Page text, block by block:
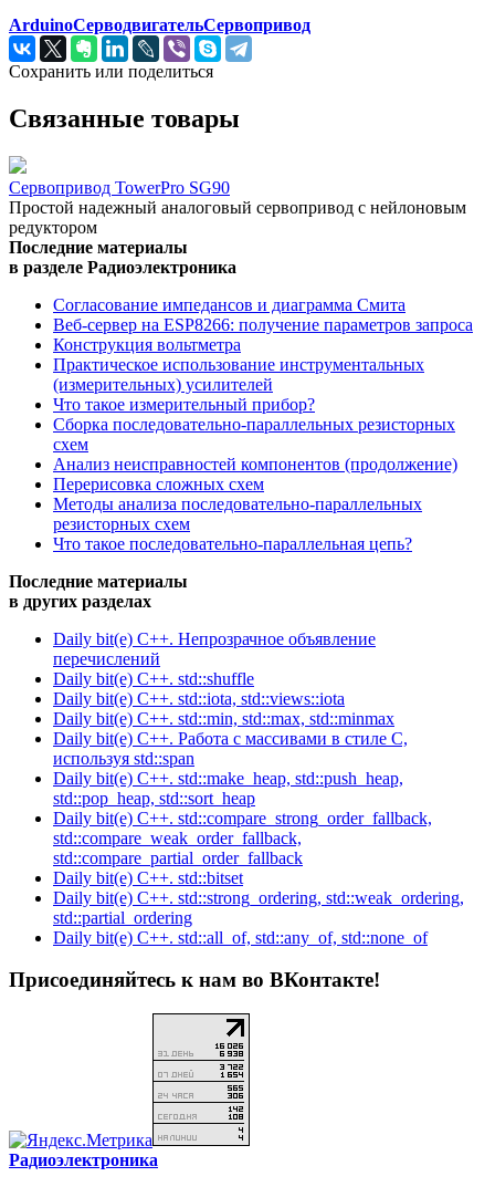
ArduinoСерводвигательСервопривод
Сохранить или поделиться
Связанные товары
Сервопривод TowerPro SG90
Простой надежный аналоговый сервопривод с нейлоновым
редуктором
Последние материалы
в разделе Радиоэлектроника
Согласование импедансов и диаграмма Смита
Веб-сервер на ESP8266: получение параметров запроса
Конструкция вольтметра
Практическое использование инструментальных
(измерительных) усилителей
Что такое измерительный прибор?
Сборка последовательно-параллельных резисторных
схем
Анализ неисправностей компонентов (продолжение)
Перерисовка сложных схем
Методы анализа последовательно-параллельных
резисторных схем
Что такое последовательно-параллельная цепь?
Последние материалы
в других разделах
Daily bit(e) C++. Непрозрачное объявление
перечислений
Daily bit(e) C++. std::shuffle
Daily bit(e) C++. std::iota, std::views::iota
Daily bit(e) C++. std::min, std::max, std::minmax
Daily bit(e) C++. Работа с массивами в стиле C,
используя std::span
Daily bit(e) C++. std::make_heap, std::push_heap,
std::pop_heap, std::sort_heap
Daily bit(e) C++. std::compare_strong_order_fallback,
std::compare_weak_order_fallback,
std::compare_partial_order_fallback
Daily bit(e) C++. std::bitset
Daily bit(e) C++. std::strong_ordering, std::weak_ordering,
std::partial_ordering
Daily bit(e) C++. std::all_of, std::any_of, std::none_of
Присоединяйтесь к нам во ВКонтакте!
Радиоэлектроника